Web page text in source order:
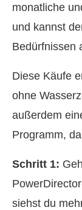
monatliche
und kannst
Bedürfnissen
Diese Käufe
ohne
außerdem
Programm,
Schritt 1:
siehst du